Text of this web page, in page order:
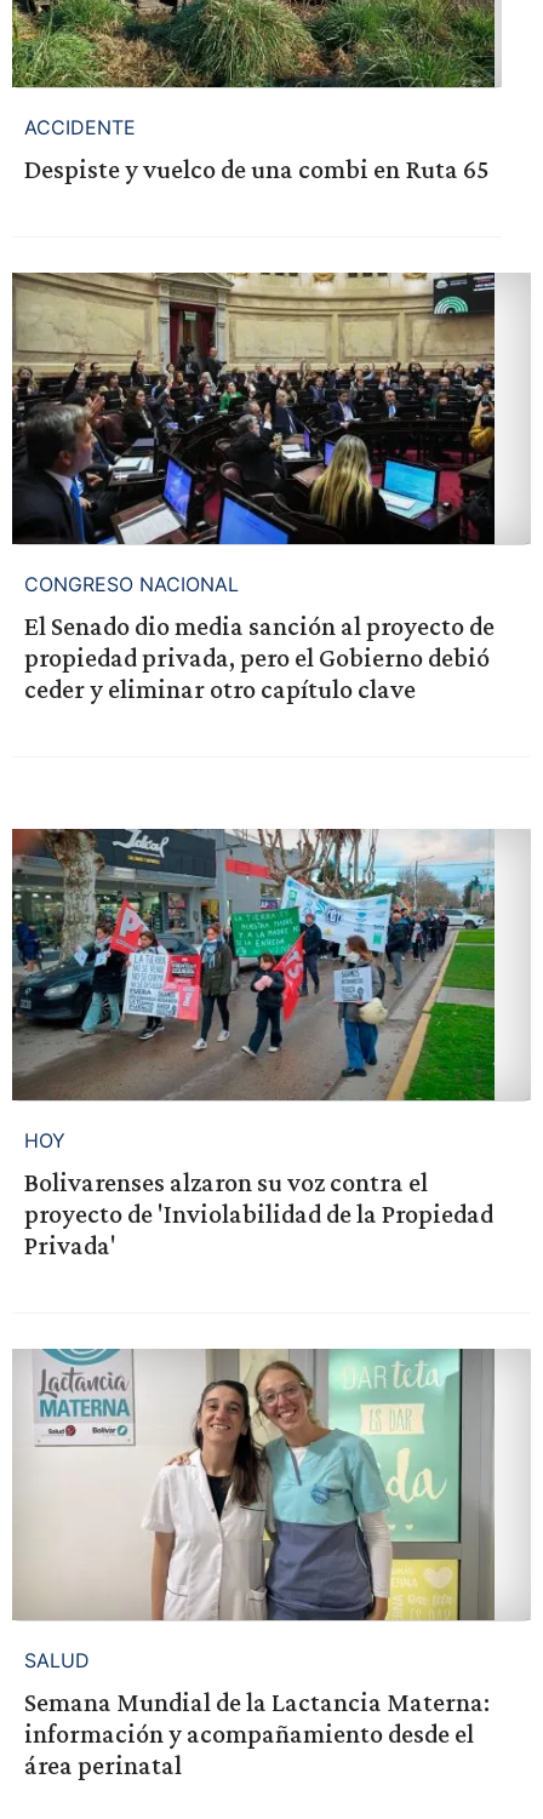
ACCIDENTE
Despiste y vuelco de una combi en Ruta 65
CONGRESO NACIONAL
El Senado dio media sanción al proyecto de
propiedad privada, pero el Gobierno debió
ceder y eliminar otro capítulo clave
HOY
Bolivarenses alzaron su voz contra el
proyecto de 'Inviolabilidad de la Propiedad
Privada'
SALUD
Semana Mundial de la Lactancia Materna:
información y acompañamiento desde el
área perinatal